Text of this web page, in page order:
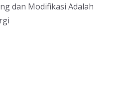
dan Modifikasi Adalah